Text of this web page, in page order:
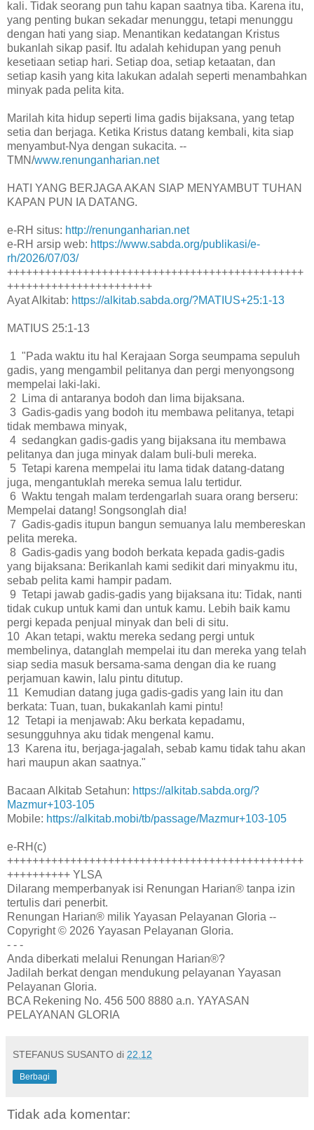
kali. Tidak seorang pun tahu kapan saatnya tiba. Karena itu,
yang penting bukan sekadar menunggu, tetapi menunggu
dengan hati yang siap. Menantikan kedatangan Kristus
bukanlah sikap pasif. Itu adalah kehidupan yang penuh
kesetiaan setiap hari. Setiap doa, setiap ketaatan, dan
setiap kasih yang kita lakukan adalah seperti menambahkan
minyak pada pelita kita.
Marilah kita hidup seperti lima gadis bijaksana, yang tetap
setia dan berjaga. Ketika Kristus datang kembali, kita siap
menyambut-Nya dengan sukacita. --
TMN/www.renunganharian.net
HATI YANG BERJAGA AKAN SIAP MENYAMBUT TUHAN
KAPAN PUN IA DATANG.
e-RH situs: http://renunganharian.net
e-RH arsip web: https://www.sabda.org/publikasi/e-
rh/2026/07/03/
+++++++++++++++++++++++++++++++++++++++++++++++
+++++++++++++++++++++++
Ayat Alkitab: https://alkitab.sabda.org/?MATIUS+25:1-13
MATIUS 25:1-13
1 "Pada waktu itu hal Kerajaan Sorga seumpama sepuluh
gadis, yang mengambil pelitanya dan pergi menyongsong
mempelai laki-laki.
2 Lima di antaranya bodoh dan lima bijaksana.
3 Gadis-gadis yang bodoh itu membawa pelitanya, tetapi
tidak membawa minyak,
4 sedangkan gadis-gadis yang bijaksana itu membawa
pelitanya dan juga minyak dalam buli-buli mereka.
5 Tetapi karena mempelai itu lama tidak datang-datang
juga, mengantuklah mereka semua lalu tertidur.
6 Waktu tengah malam terdengarlah suara orang berseru:
Mempelai datang! Songsonglah dia!
7 Gadis-gadis itupun bangun semuanya lalu membereskan
pelita mereka.
8 Gadis-gadis yang bodoh berkata kepada gadis-gadis
yang bijaksana: Berikanlah kami sedikit dari minyakmu itu,
sebab pelita kami hampir padam.
9 Tetapi jawab gadis-gadis yang bijaksana itu: Tidak, nanti
tidak cukup untuk kami dan untuk kamu. Lebih baik kamu
pergi kepada penjual minyak dan beli di situ.
10 Akan tetapi, waktu mereka sedang pergi untuk
membelinya, datanglah mempelai itu dan mereka yang telah
siap sedia masuk bersama-sama dengan dia ke ruang
perjamuan kawin, lalu pintu ditutup.
11 Kemudian datang juga gadis-gadis yang lain itu dan
berkata: Tuan, tuan, bukakanlah kami pintu!
12 Tetapi ia menjawab: Aku berkata kepadamu,
sesungguhnya aku tidak mengenal kamu.
13 Karena itu, berjaga-jagalah, sebab kamu tidak tahu akan
hari maupun akan saatnya."
Bacaan Alkitab Setahun: https://alkitab.sabda.org/?
Mazmur+103-105
Mobile: https://alkitab.mobi/tb/passage/Mazmur+103-105
e-RH(c)
+++++++++++++++++++++++++++++++++++++++++++++++
++++++++++ YLSA
Dilarang memperbanyak isi Renungan Harian® tanpa izin
tertulis dari penerbit.
Renungan Harian® milik Yayasan Pelayanan Gloria --
Copyright © 2026 Yayasan Pelayanan Gloria.
- - -
Anda diberkati melalui Renungan Harian®?
Jadilah berkat dengan mendukung pelayanan Yayasan
Pelayanan Gloria.
BCA Rekening No. 456 500 8880 a.n. YAYASAN
PELAYANAN GLORIA
STEFANUS SUSANTO di 22.12
Berbagi
Tidak ada komentar: